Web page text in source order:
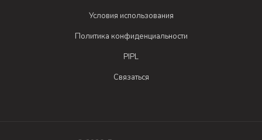
Условия использования
Политика конфиденциальности
PIPL
Связаться